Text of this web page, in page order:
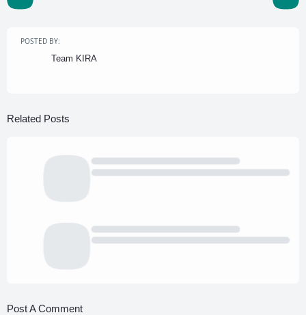
POSTED BY:
Team KIRA
Related Posts
Post A Comment